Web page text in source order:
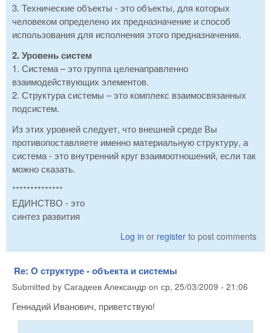
3. Технические объекты - это объекты, для которых
человеком определено их предназначение и способ
использования для исполнения этого предназначения.
2. Уровень систем
1. Система – это группа целенаправленно
взаимодействующих элементов.
2. Структура системы – это комплекс взаимосвязанных
подсистем.
Из этих уровней следует, что внешней среде Вы
противопоставляете именно материальную структуру, а
система - это внутренний круг взаимоотношений, если так
можно сказать.
**************
ЕДИНСТВО - это
синтез развития
Log in or register to post comments
Re: О структуре - объекта и системы
Submitted by Сагадеев Александр on ср, 25/03/2009 - 21:06
Геннадий Иванович, приветствую!